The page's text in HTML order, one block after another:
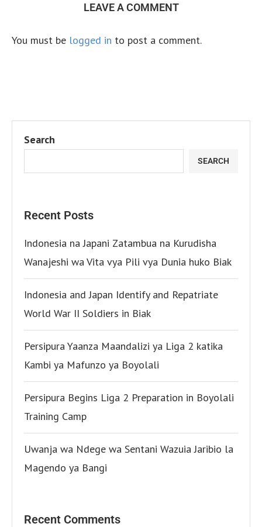
LEAVE A COMMENT
You must be logged in to post a comment.
Search
SEARCH
Recent Posts
Indonesia na Japani Zatambua na Kurudisha
Wanajeshi wa Vita vya Pili vya Dunia huko Biak
Indonesia and Japan Identify and Repatriate
World War II Soldiers in Biak
Persipura Yaanza Maandalizi ya Liga 2 katika
Kambi ya Mafunzo ya Boyolali
Persipura Begins Liga 2 Preparation in Boyolali
Training Camp
Uwanja wa Ndege wa Sentani Wazuia Jaribio la
Magendo ya Bangi
Recent Comments